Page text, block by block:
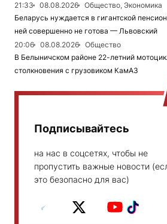
21:33
08.08.2026
Общество, Экономика
Беларусь нуждается в гигантской
ней совершенно не готова — Львовский
20:06
08.08.2026
Общество
В Белыничском районе 22-летний
столкновения с грузовиком КамАЗ
Подписывайтесь
на нас в соцсетях, чтобы не
пропустить важные новости
это безопасно для вас)